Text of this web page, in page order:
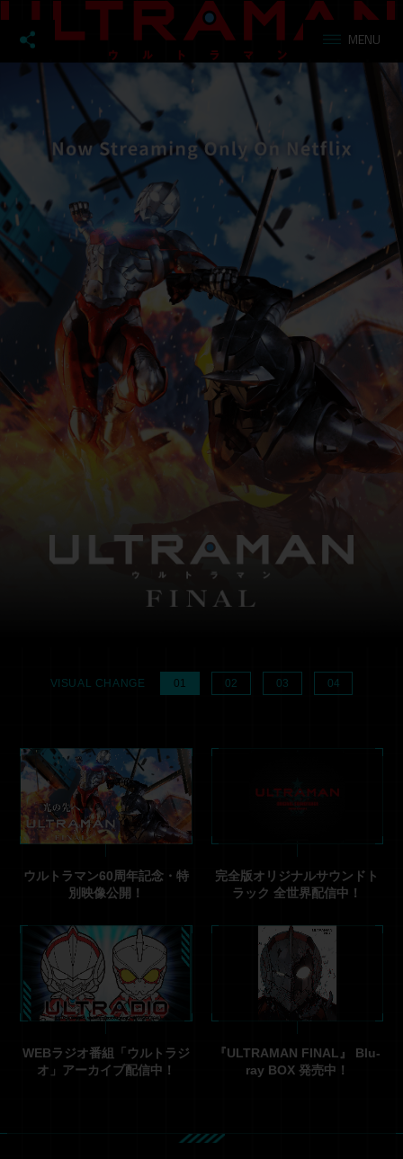
ULTRAMAN
VISUAL CHANGE 01 02 03 04
ウルトラマン60周年記念・特
別映像公開！
完全版オリジナルサウンドト
ラック 全世界配信中！
WEBラジオ番組「ウルトラジ
オ」アーカイブ配信中！
『ULTRAMAN FINAL』 Blu-
ray BOX 発売中！